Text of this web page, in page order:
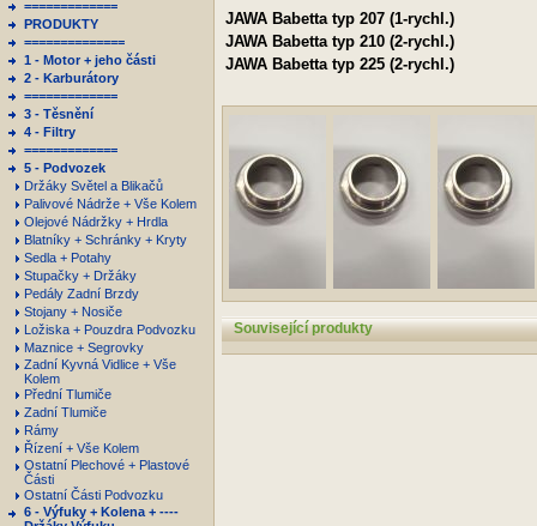
=============
PRODUKTY
==============
1 - Motor + jeho části
2 - Karburátory
=============
3 - Těsnění
4 - Filtry
=============
5 - Podvozek
Držáky Světel a Blikačů
Palivové Nádrže + Vše Kolem
Olejové Nádržky + Hrdla
Blatníky + Schránky + Kryty
Sedla + Potahy
Stupačky + Držáky
Pedály Zadní Brzdy
Stojany + Nosiče
Ložiska + Pouzdra Podvozku
Maznice + Segrovky
Zadní Kyvná Vidlice + Vše
Kolem
Přední Tlumiče
Zadní Tlumiče
Rámy
Řízení + Vše Kolem
Ostatní Plechové + Plastové
Části
Ostatní Části Podvozku
6 - Výfuky + Kolena + ----
JAWA Babetta typ 207 (1-rychl.)
JAWA Babetta typ 210 (2-rychl.)
JAWA Babetta typ 225 (2-rychl.)
Související produkty